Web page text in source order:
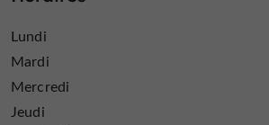
Lundi
Mardi
Mercredi
Jeudi